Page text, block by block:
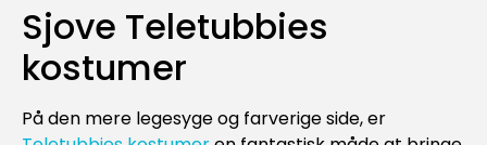
Sjove Teletubbies
kostumer
På den mere legesyge og farverige side, er